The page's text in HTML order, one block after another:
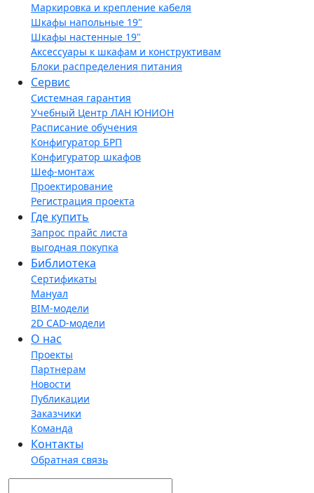
Маркировка и крепление кабеля
Шкафы напольные 19"
Шкафы настенные 19"
Аксессуары к шкафам и конструктивам
Блоки распределения питания
Сервис
Системная гарантия
Учебный Центр ЛАН ЮНИОН
Расписание обучения
Конфигуратор БРП
Конфигуратор шкафов
Шеф-монтаж
Проектирование
Регистрация проекта
Где купить
Запрос прайс листа
выгодная покупка
Библиотека
Сертификаты
Мануал
BIM-модели
2D CAD-модели
О нас
Проекты
Партнерам
Новости
Публикации
Заказчики
Команда
Контакты
Обратная связь